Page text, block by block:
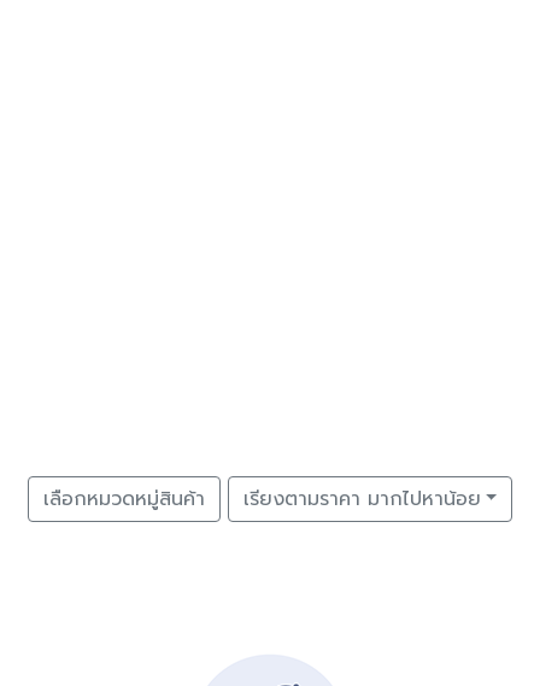
เลือกหมวดหมู่สินค้า เรียงตามราคา มากไปหาน้อย